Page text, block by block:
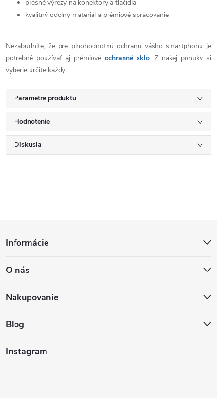
presné výrezy na konektory a tlačidla
kvalitný odolný materiál a prémiové spracovanie
Nezabudnite, že pre plnohodnotnú ochranu vášho smartphonu je
potrebné používať aj prémiové ochranné sklo. Z našej ponuky si
vyberie určite každý.
Parametre produktu
Hodnotenie
Diskusia
p
ä
Informácie
O nás
Nakupovanie
Blog
Instagram